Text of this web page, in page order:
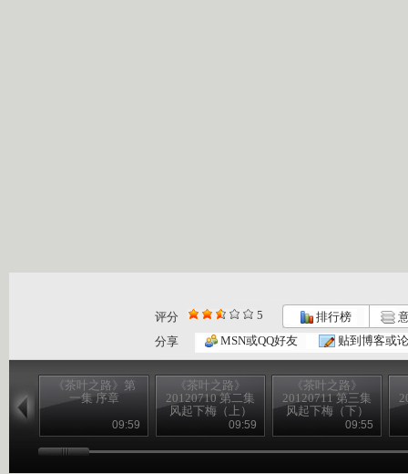
评分 5 排行榜
分享
MSN或QQ好友 贴到博客或
《茶叶之路》第
一集 序章
09:59
《茶叶之路》
20120710 第二集
风起下梅（上）
09:59
《茶叶之路》
20120711 第三集
风起下梅（下）
09:55